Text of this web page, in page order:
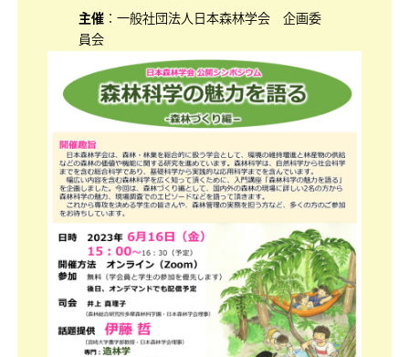
主催：一般社団法人日本森林学会 企画委
員会